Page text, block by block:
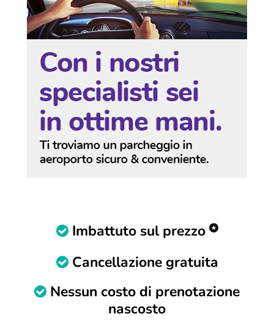
Imbattuto sul prezzo
Cancellazione gratuita
Nessun costo di prenotazione
nascosto